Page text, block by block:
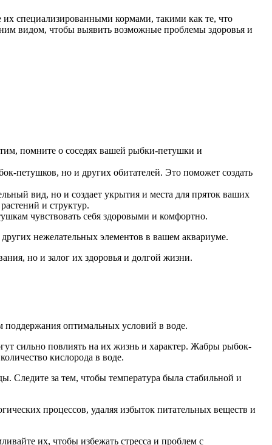
специализированными кормами, такими как те, что
видом, чтобы выявить возможные проблемы здоровья и
помните о соседях вашей рыбки-петушки и
петушков, но и других обитателей. Это поможет создать
вид, но и создает укрытия и места для пряток ваших
и структур.
чувствовать себя здоровыми и комфортно.
нежелательных элементов в вашем аквариуме.
но и залог их здоровья и долгой жизни.
оптимальных условий в воде.
сильно повлиять на их жизнь и характер. Жабры рыбок-
кислорода в воде.
Следите за тем, чтобы температура была стабильной и
процессов, удаляя избыток питательных веществ и
их, чтобы избежать стресса и проблем с